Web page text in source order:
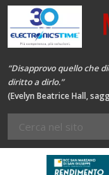
“Disapprovo quello che
diritto a dirlo.”
(Evelyn Beatrice Hall,